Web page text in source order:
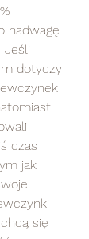
nadwagę
Jeśli
dotyczy
czas
jak
się